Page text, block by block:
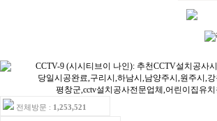
전체방문 : 1,253,521